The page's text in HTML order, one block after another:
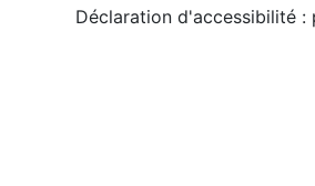
Déclaration d'accessibilité